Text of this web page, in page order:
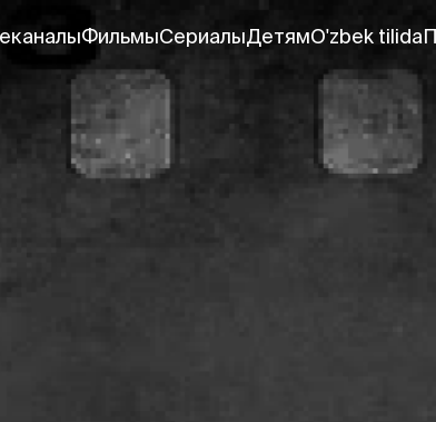
ФильмыСериалыДетямO'zbek tilida